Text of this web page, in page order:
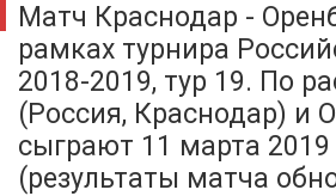
Матч Краснодар -
рамках турнира
2018-2019, тур 19. По
(Россия, Краснодар) и
сыграют 11 марта
(результаты матча